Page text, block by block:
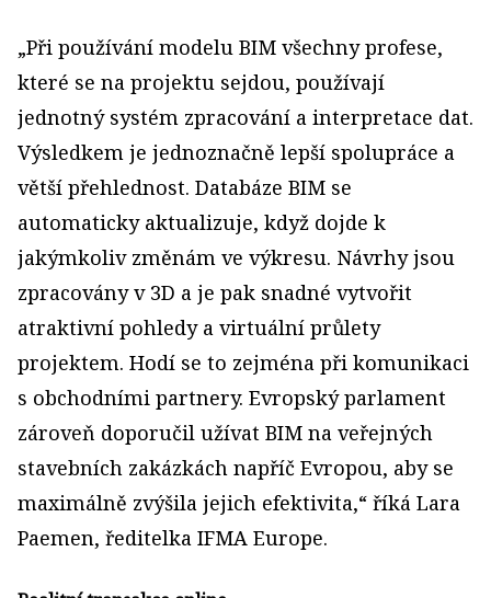
„Při používání modelu BIM všechny profese,
které se na projektu sejdou, používají
jednotný systém zpracování a interpretace dat.
Výsledkem je jednoznačně lepší spolupráce a
větší přehlednost. Databáze BIM se
automaticky aktualizuje, když dojde k
jakýmkoliv změnám ve výkresu. Návrhy jsou
zpracovány v 3D a je pak snadné vytvořit
atraktivní pohledy a virtuální průlety
projektem. Hodí se to zejména při komunikaci
s obchodními partnery. Evropský parlament
zároveň doporučil užívat BIM na veřejných
stavebních zakázkách napříč Evropou, aby se
maximálně zvýšila jejich efektivita,“ říká Lara
Paemen, ředitelka IFMA Europe.